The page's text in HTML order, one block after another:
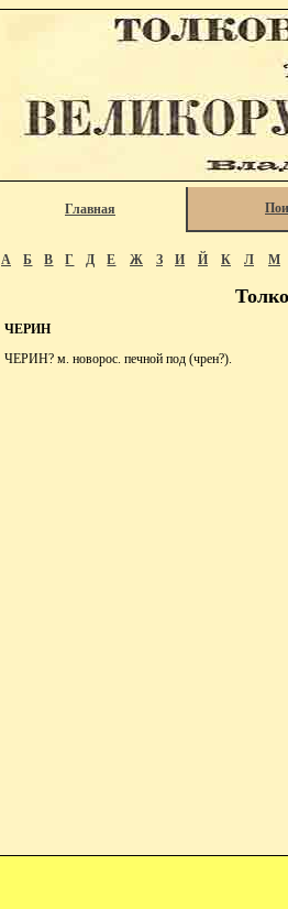
Главная
А Б В Г Д Е Ж З И Й К Л М
ЧЕРИН
ЧЕРИН? м. новорос. печной под (чрен?).